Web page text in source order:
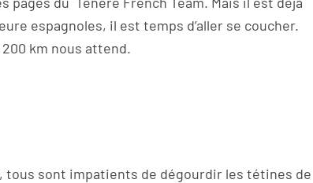
espagnoles, il est temps d’aller se coucher.
km nous attend.
tous sont impatients de dégourdir les tétines de